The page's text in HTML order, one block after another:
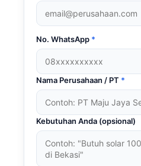
No. WhatsApp *
Nama Perusahaan / PT *
Kebutuhan Anda (opsional)